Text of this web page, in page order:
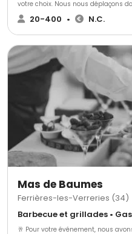
votre choix. Nous nous déplaçons
proposons une prestation de qualité et entièrement personnalisée. Le
Moulin Bleu traiteur c'est une
20-400 • N.C.
Mas de Baumes
Ferrières-les-Verreries (34)
🥂 Pour votre événement, nous